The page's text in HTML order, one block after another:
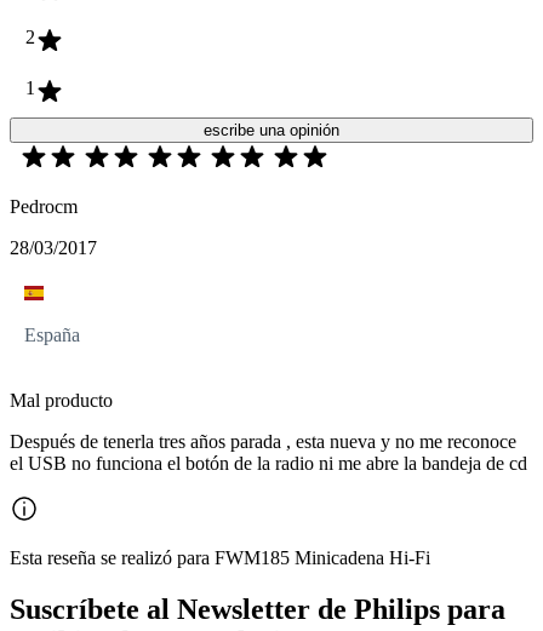
2
1
escribe una opinión
Pedrocm
28/03/2017
España
Mal producto
Después de tenerla tres años parada , esta nueva y no me reconoce
el USB no funciona el botón de la radio ni me abre la bandeja de cd
Esta reseña se realizó para FWM185 Minicadena Hi-Fi
Suscríbete al Newsletter de Philips para